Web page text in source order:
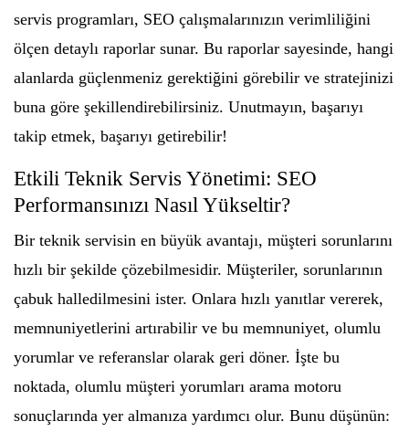
servis programları, SEO çalışmalarınızın verimliliğini
ölçen detaylı raporlar sunar. Bu raporlar sayesinde, hangi
alanlarda güçlenmeniz gerektiğini görebilir ve stratejinizi
buna göre şekillendirebilirsiniz. Unutmayın, başarıyı
takip etmek, başarıyı getirebilir!
Etkili Teknik Servis Yönetimi: SEO
Performansınızı Nasıl Yükseltir?
Bir teknik servisin en büyük avantajı, müşteri sorunlarını
hızlı bir şekilde çözebilmesidir. Müşteriler, sorunlarının
çabuk halledilmesini ister. Onlara hızlı yanıtlar vererek,
memnuniyetlerini artırabilir ve bu memnuniyet, olumlu
yorumlar ve referanslar olarak geri döner. İşte bu
noktada, olumlu müşteri yorumları arama motoru
sonuçlarında yer almanıza yardımcı olur. Bunu düşünün: